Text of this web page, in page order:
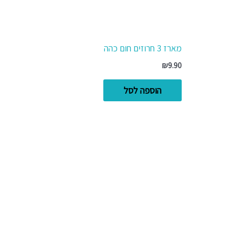
מארז 3 חרוזים חום כהה
₪9.90
הוספה לסל